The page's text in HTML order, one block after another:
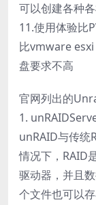
可以创建各种
11.使用体验比
比vmware esxi
盘要求不高
官网列出的
1.
unRAID与传统
情况下，RAID
驱动器，并且
个文件也可以存